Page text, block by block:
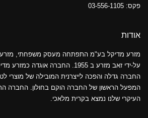
פקס: 03-556-1105
אודות
מזרע מדיקל בע"מ התפתחה מעסק משפחתי, מזרע
החברה גדלה והפכה לייצרנית המובילה של מוצרי
המפעל הראשון של החברה הוקם בחולון. החברה
העיקרי שלנו נמצא בקרית מלאכי.